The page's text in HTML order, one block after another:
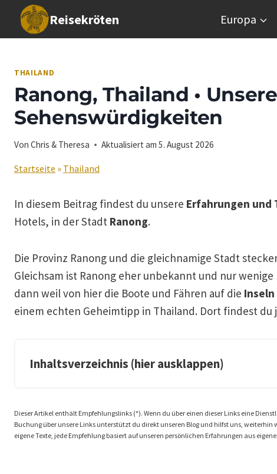
Inhalt
Reisekröten Europa
THAILAND
Ranong, Thailand •
Sehenswürdigkeiten
Von Chris & Theresa Aktualisiert am 5. August 2026
Startseite » Thailand
In diesem Beitrag findest du unsere Erfahrungen und
Hotels, in der Stadt Ranong.
Die Provinz Ranong und die gleichnamige Stadt
Gleichsam ist Ranong eher unbekannt und nur
dann weil von hier die Boote und Fähren auf die Inseln
einem echten Geheimtipp in Thailand. Dort findest du
Inhaltsverzeichnis (hier ausklappen)
Dieser Artikel enthält Empfehlungslinks (*). Wenn du über einen dieser Links eine
Buchung über unsere Links unterstützt du direkt unseren Blog und hilfst uns, weiterhin
eigene Texte, jede Empfehlung basiert auf unseren persönlichen Erfahrungen aus